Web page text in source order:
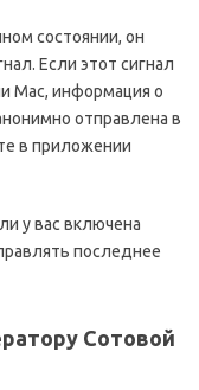
состоянии, он
Если этот сигнал
Mac, информация о
отправлена в
в приложении
у вас включена
последнее
Сотовой